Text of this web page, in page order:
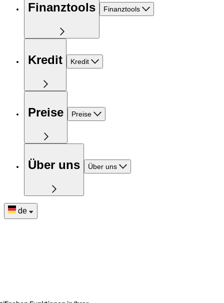
Finanztools Finanztools
Kredit Kredit
Preise Preise
Über uns Über uns
de